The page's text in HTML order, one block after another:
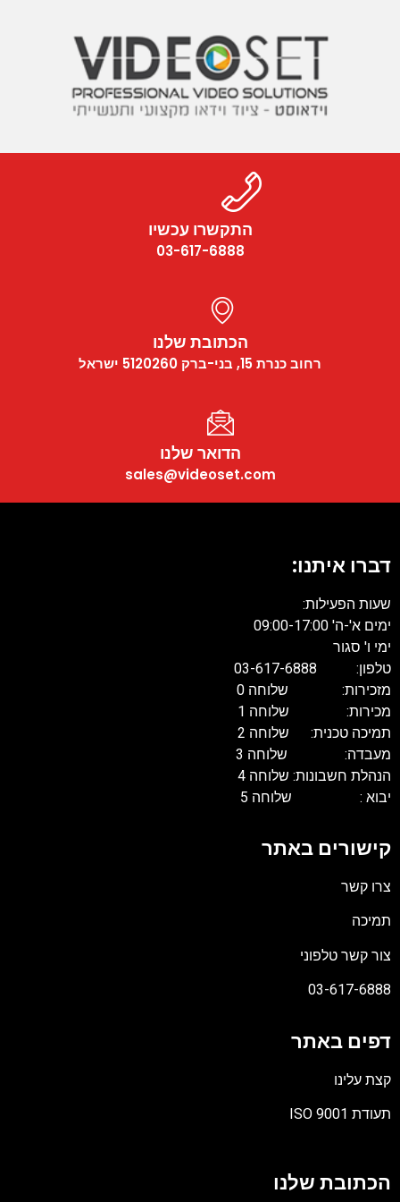
התקשרו עכשיו
03-617-6888
הכתובת שלנו
רחוב כנרת 15, בני-ברק 5120260 ישראל
הדואר שלנו
sales@videoset.com
דברו איתנו:
שעות הפעילות:
ימים א'-ה' 09:00-17:00
ימי ו' סגור
טלפון: 03-617-6888
מזכירות: שלוחה 0
מכירות: שלוחה 1
תמיכה טכנית: שלוחה 2
מעבדה: שלוחה 3
הנהלת חשבונות: שלוחה 4
יבוא : שלוחה 5
קישורים באתר
צרו קשר
תמיכה
צור קשר טלפוני
03-617-6888
דפים באתר
קצת עלינו
תעודת ISO 9001
PDF
הכתובת שלנו